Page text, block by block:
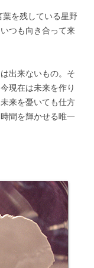
を残している星野
つも向き合って来
出来ないもの。そ
現在は未来を作り
来を憂いても仕方
間を輝かせる唯一